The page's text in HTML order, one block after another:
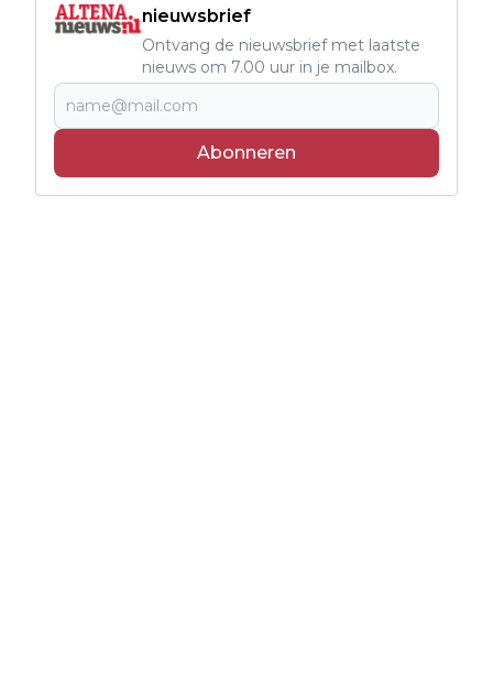
nieuwsbrief
Ontvang de nieuwsbrief met laatste
nieuws om 7.00 uur in je mailbox.
Abonneren